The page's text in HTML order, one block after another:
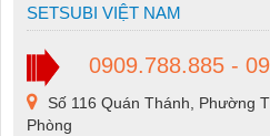
SETSUBI VIỆT NAM
0909.788.885 -
Số 116 Quán Thánh, Phường
Phòng